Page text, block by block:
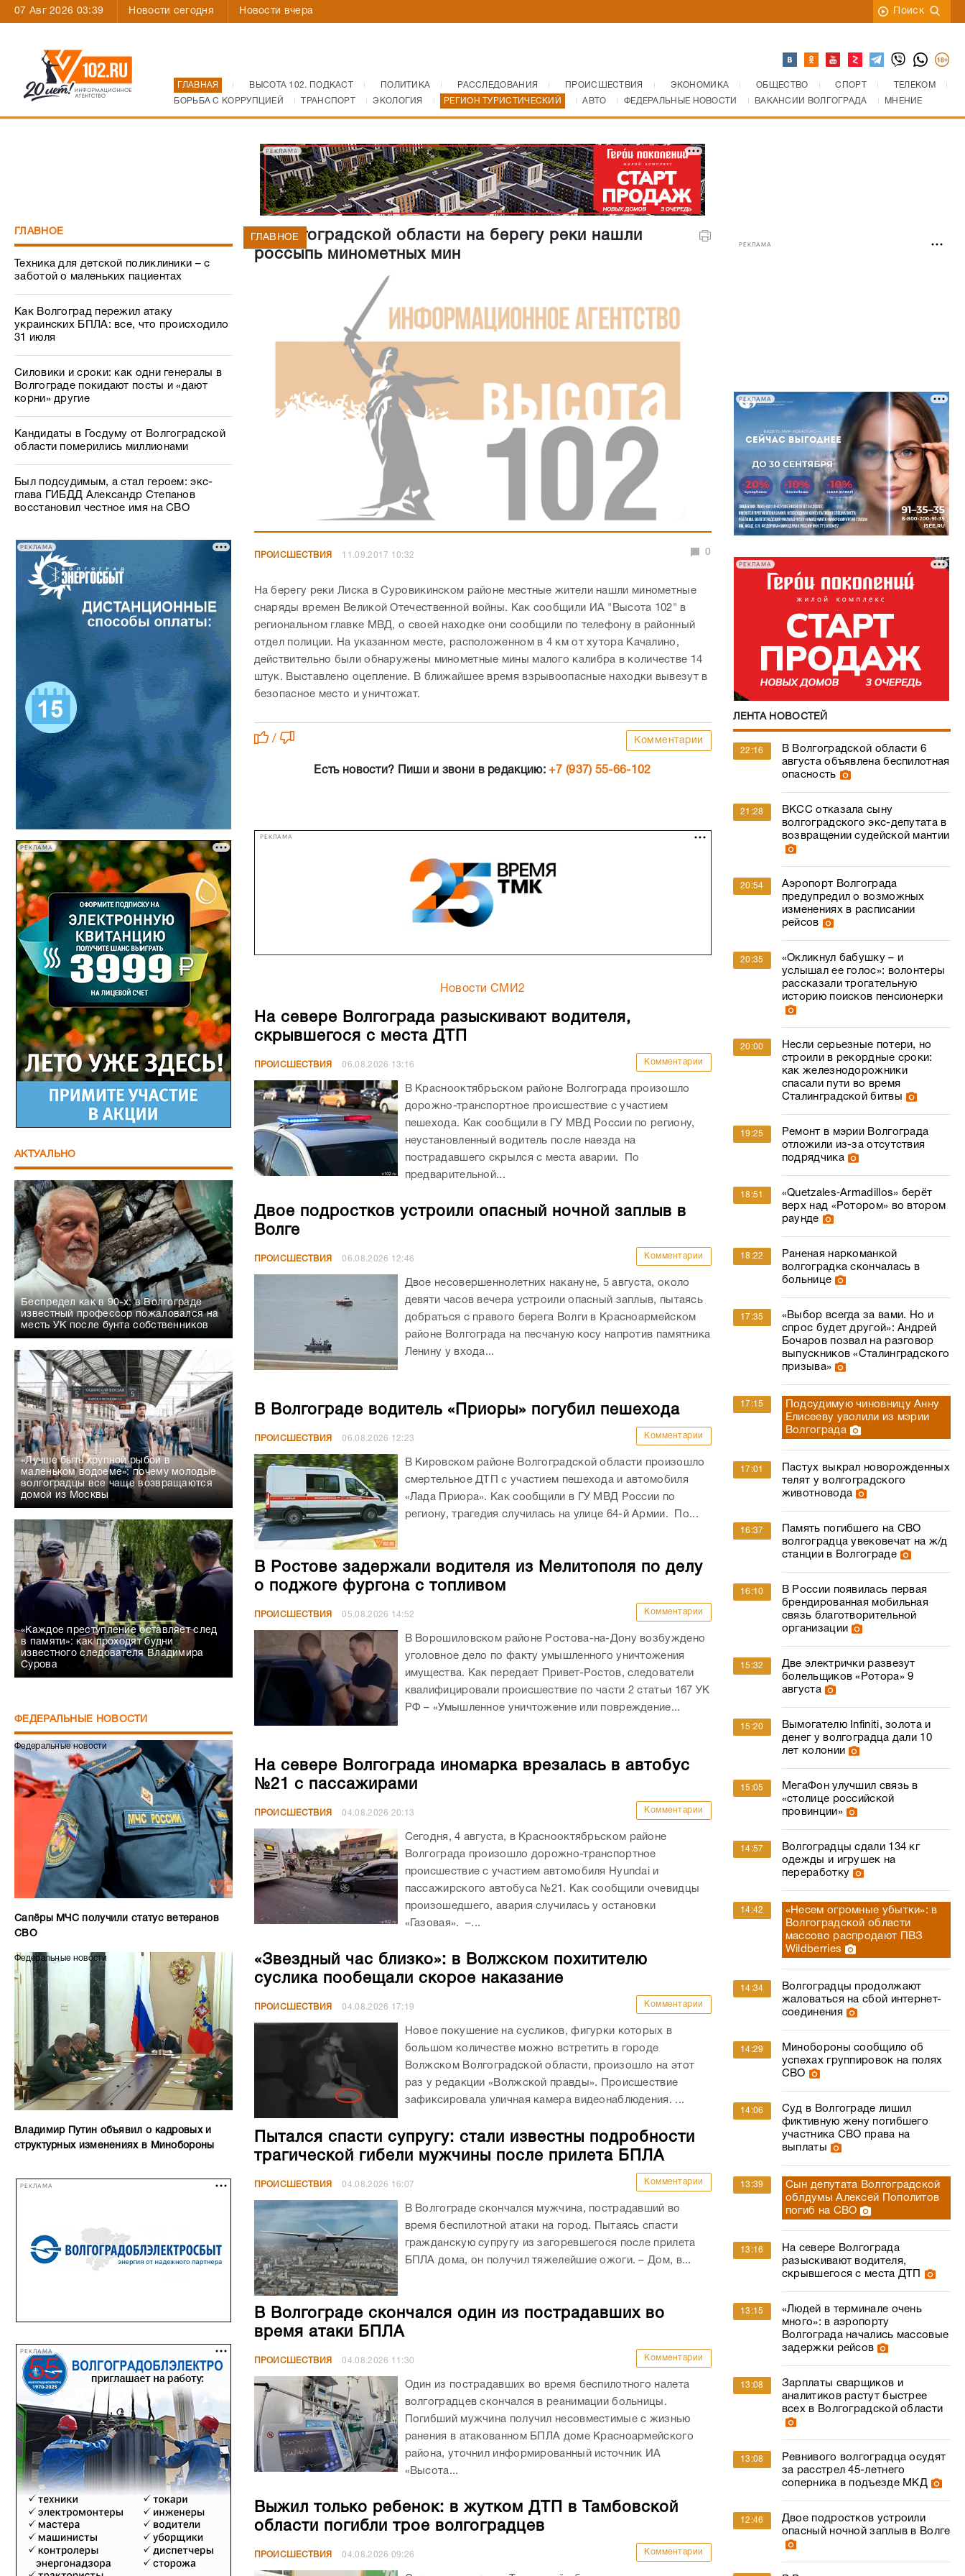
07 Авг 2026 03:39 Новости сегодня Новости вчера Поиск
ГЛАВНАЯ ВЫСОТА 102. ПОДКАСТ ПОЛИТИКА РАССЛЕДОВАНИЯ ПРОИСШЕСТВИЯ ЭКОНОМИКА ОБЩЕСТВО СПОРТ
ТЕЛЕКОМ
БОРЬБА С КОРРУПЦИЕЙ
ТРАНСПОРТ ЭКОЛОГИЯ РЕГИОН ТУРИСТИЧЕСКИЙ АВТО ФЕДЕРАЛЬНЫЕ НОВОСТИ ВАКАНСИИ ВОЛГОГРАДА МНЕНИЕ
РЕКЛАМА
ГЛАВНОЕ
Техника для детской поликлиники – с
заботой о маленьких пациентах
Как Волгоград пережил атаку
украинских БПЛА: все, что происходило
31 июля
Силовики и сроки: как одни генералы в
Волгограде покидают посты и «дают
корни» другие
Кандидаты в Госдуму от Волгоградской
области померились миллионами
Был подсудимым, а стал героем: экс-
глава ГИБДД Александр Степанов
восстановил честное имя на СВО
РЕКЛАМА
РЕКЛАМА
АКТУАЛЬНО
Беспредел как в 90-х: в Волгограде
известный профессор пожаловался на
месть УК после бунта собственников
«Лучше быть крупной рыбой в
маленьком водоеме»: почему молодые
волгоградцы все чаще возвращаются
домой из Москвы
«Каждое преступление оставляет след
в памяти»: как проходят будни
известного следователя Владимира
Сурова
ФЕДЕРАЛЬНЫЕ НОВОСТИ
Федеральные новости
Сапёры МЧС получили статус ветеранов
СВО
Федеральные новости
Владимир Путин объявил о кадровых и
структурных изменениях в Минобороны
РЕКЛАМА
РЕКЛАМА
В Волгоградской области на берегу реки нашли
россыпь минометных мин
ГЛАВНОЕ
ПРОИСШЕСТВИЯ 11.09.2017 10:32 0
На берегу реки Лиска в Суровикинском районе местные жители нашли минометные
снаряды времен Великой Отечественной войны. Как сообщили ИА "Высота 102" в
региональном главке МВД, о своей находке они сообщили по телефону в районный
отдел полиции. На указанном месте, расположенном в 4 км от хутора Качалино,
действительно были обнаружены минометные мины малого калибра в количестве 14
штук. Выставлено оцепление. В ближайшее время взрывоопасные находки вывезут в
безопасное место и уничтожат.
/ Комментарии
Есть новости? Пиши и звони в редакцию:+7 (937) 55-66-102
РЕКЛАМА
Новости СМИ2
На севере Волгограда разыскивают водителя,
скрывшегося с места ДТП
ПРОИСШЕСТВИЯ 06.08.2026 13:16 Комментарии
В Краснооктябрьском районе Волгограда произошло
дорожно-транспортное происшествие с участием
пешехода. Как сообщили в ГУ МВД России по региону,
неустановленный водитель после наезда на
пострадавшего скрылся с места аварии. По
предварительной...
Двое подростков устроили опасный ночной заплыв в
Волге
ПРОИСШЕСТВИЯ 06.08.2026 12:46 Комментарии
Двое несовершеннолетних накануне, 5 августа, около
девяти часов вечера устроили опасный заплыв, пытаясь
добраться с правого берега Волги в Красноармейском
районе Волгограда на песчаную косу напротив памятника
Ленину у входа...
В Волгограде водитель «Приоры» погубил пешехода
ПРОИСШЕСТВИЯ 06.08.2026 12:23 Комментарии
В Кировском районе Волгоградской области произошло
смертельное ДТП с участием пешехода и автомобиля
«Лада Приора». Как сообщили в ГУ МВД России по
региону, трагедия случилась на улице 64-й Армии. По...
В Ростове задержали водителя из Мелитополя по делу
о поджоге фургона с топливом
ПРОИСШЕСТВИЯ 05.08.2026 14:52 Комментарии
В Ворошиловском районе Ростова-на-Дону возбуждено
уголовное дело по факту умышленного уничтожения
имущества. Как передает Привет-Ростов, следователи
квалифицировали происшествие по части 2 статьи 167 УК
РФ – «Умышленное уничтожение или повреждение...
На севере Волгограда иномарка врезалась в автобус
№21 с пассажирами
ПРОИСШЕСТВИЯ 04.08.2026 20:13 Комментарии
Сегодня, 4 августа, в Краснооктябрьском районе
Волгограда произошло дорожно-транспортное
происшествие с участием автомобиля Hyundai и
пассажирского автобуса №21. Как сообщили очевидцы
произошедшего, авария случилась у остановки
«Газовая». –...
«Звездный час близко»: в Волжском похитителю
суслика пообещали скорое наказание
ПРОИСШЕСТВИЯ 04.08.2026 17:19 Комментарии
Новое покушение на сусликов, фигурки которых в
большом количестве можно встретить в городе
Волжском Волгоградской области, произошло на этот
раз у редакции «Волжской правды». Происшествие
зафиксировала уличная камера видеонаблюдения. ...
Пытался спасти супругу: стали известны подробности
трагической гибели мужчины после прилета БПЛА
ПРОИСШЕСТВИЯ 04.08.2026 16:07 Комментарии
В Волгограде скончался мужчина, пострадавший во
время беспилотной атаки на город. Пытаясь спасти
гражданскую супругу из загоревшегося после прилета
БПЛА дома, он получил тяжелейшие ожоги. – Дом, в...
В Волгограде скончался один из пострадавших во
время атаки БПЛА
ПРОИСШЕСТВИЯ 04.08.2026 11:30 Комментарии
Один из пострадавших во время беспилотного налета
волгоградцев скончался в реанимации больницы.
Погибший мужчина получил несовместимые с жизнью
ранения в атакованном БПЛА доме Красноармейского
района, уточнил информированный источник ИА
«Высота...
Выжил только ребенок: в жутком ДТП в Тамбовской
области погибли трое волгоградцев
ПРОИСШЕСТВИЯ 04.08.2026 09:26 Комментарии
РЕКЛАМА
РЕКЛАМА
РЕКЛАМА
ЛЕНТА НОВОСТЕЙ
22:16
В Волгоградской области 6
августа объявлена беспилотная
опасность
21:28
ВКСС отказала сыну
волгоградского экс-депутата в
возвращении судейской мантии
20:54
Аэропорт Волгограда
предупредил о возможных
изменениях в расписании
рейсов
20:35
«Окликнул бабушку – и
услышал ее голос»: волонтеры
рассказали трогательную
историю поисков пенсионерки
20:00
Несли серьезные потери, но
строили в рекордные сроки:
как железнодорожники
спасали пути во время
Сталинградской битвы
19:25
Ремонт в мэрии Волгограда
отложили из-за отсутствия
подрядчика
18:51
«Quetzales‑Armadillos» берёт
верх над «Ротором» во втором
раунде
18:22
Раненая наркоманкой
волгоградка скончалась в
больнице
17:35
«Выбор всегда за вами. Но и
спрос будет другой»: Андрей
Бочаров позвал на разговор
выпускников «Сталинградского
призыва»
17:15
Подсудимую чиновницу Анну
Елисееву уволили из мэрии
Волгограда
17:01
Пастух выкрал новорожденных
телят у волгоградского
животновода
16:37
Память погибшего на СВО
волгоградца увековечат на ж/д
станции в Волгограде
16:10
В России появилась первая
брендированная мобильная
связь благотворительной
организации
15:32
Две электрички развезут
болельщиков «Ротора» 9
августа
15:20
Вымогателю Infiniti, золота и
денег у волгоградца дали 10
лет колонии
15:05
МегаФон улучшил связь в
«столице российской
провинции»
14:57
Волгоградцы сдали 134 кг
одежды и игрушек на
переработку
14:42
«Несем огромные убытки»: в
Волгоградской области
массово распродают ПВЗ
Wildberries
14:34
Волгоградцы продолжают
жаловаться на сбой интернет-
соединения
14:29
Минобороны сообщило об
успехах группировок на полях
СВО
14:06
Суд в Волгограде лишил
фиктивную жену погибшего
участника СВО права на
выплаты
13:39
Сын депутата Волгоградской
облдумы Алексей Пополитов
погиб на СВО
13:16
На севере Волгограда
разыскивают водителя,
скрывшегося с места ДТП
13:15
«Людей в терминале очень
много»: в аэропорту
Волгограда начались массовые
задержки рейсов
13:08
Зарплаты сварщиков и
аналитиков растут быстрее
всех в Волгоградской области
13:08
Ревнивого волгоградца осудят
за расстрел 45-летнего
соперника в подъезде МКД
12:46
Двое подростков устроили
опасный ночной заплыв в Волге